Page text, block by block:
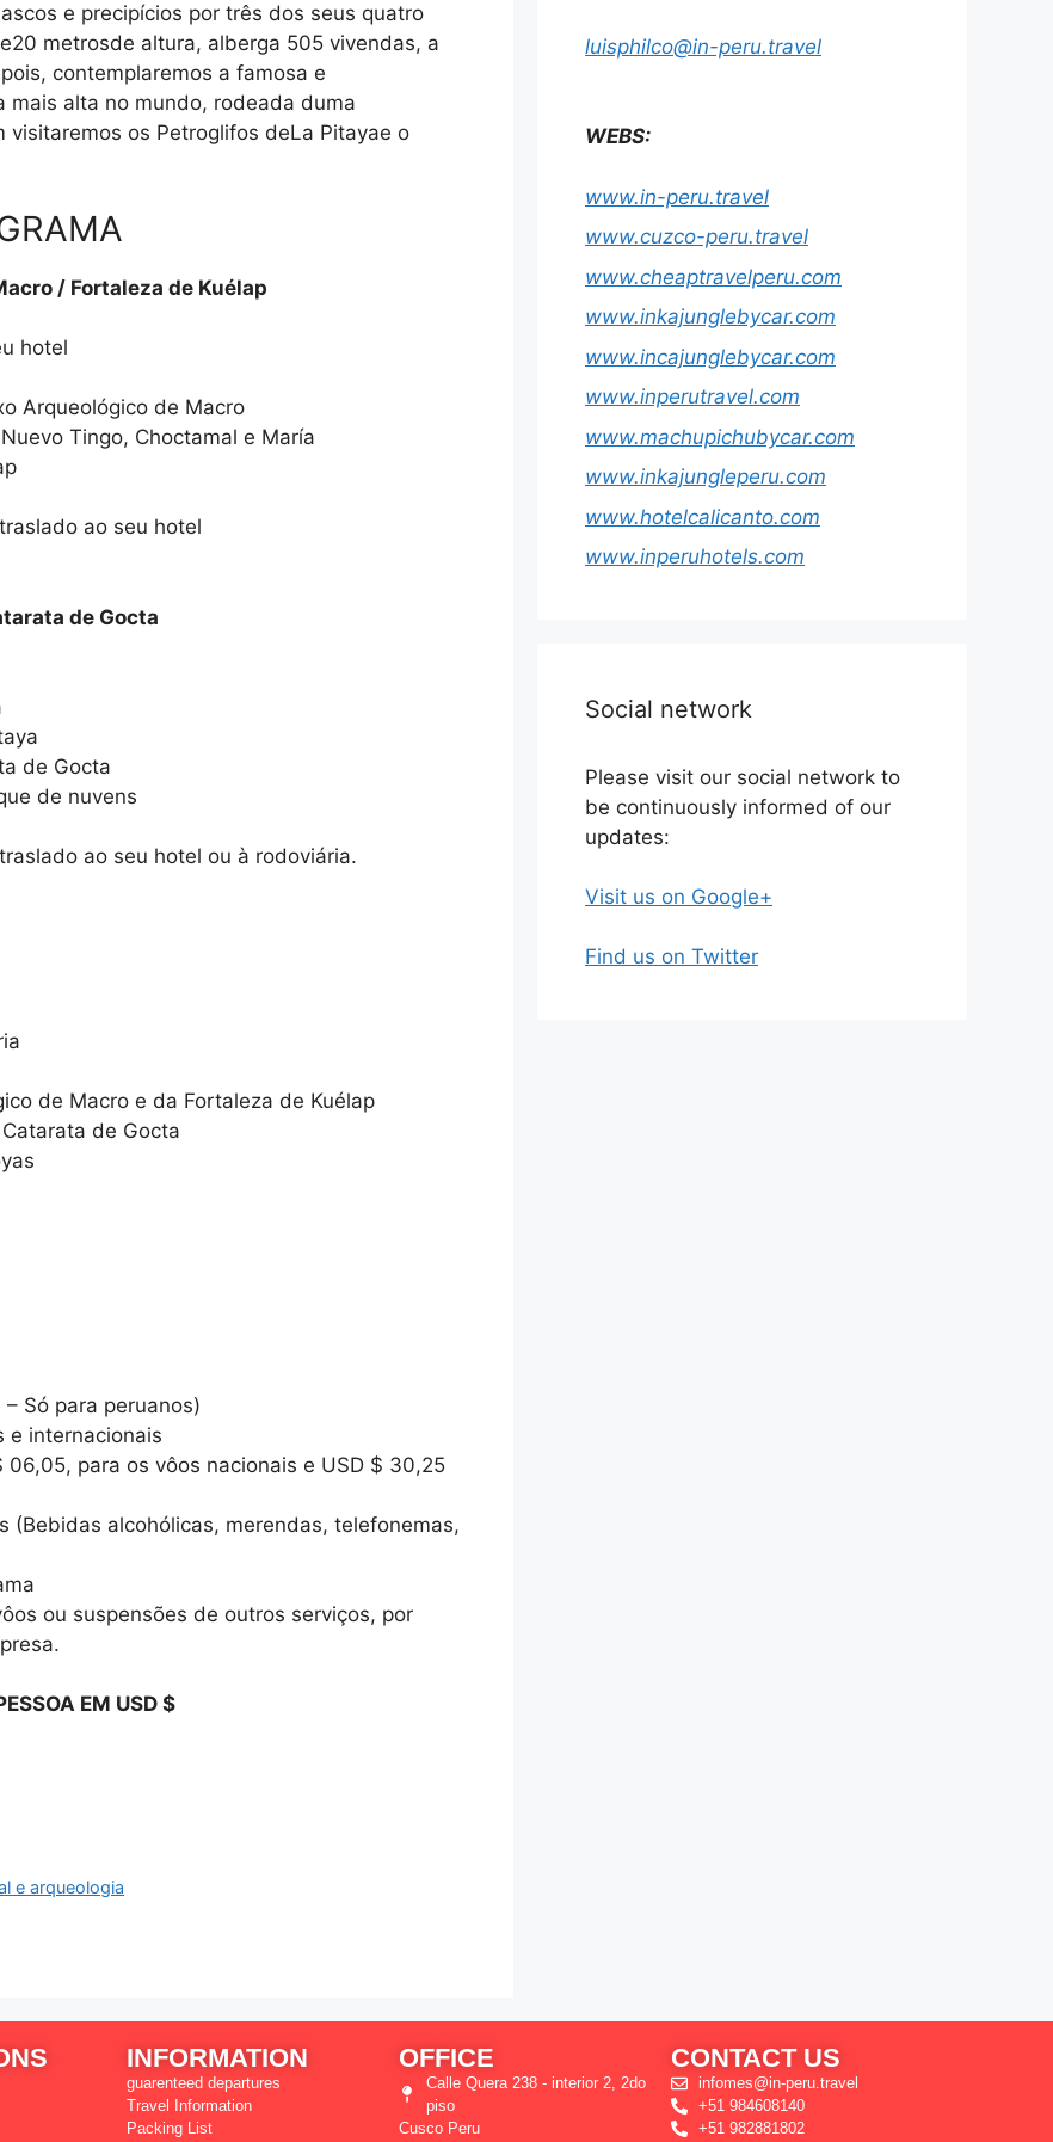
e precipícios por três dos seus quatro
metrosde altura, alberga 505 vivendas, a
contemplaremos a famosa e
mais alta no mundo, rodeada duma
os Petroglifos deLa Pitayae o
/ Fortaleza de Kuélap
hotel
Arqueológico de Macro
Tingo, Choctamal e María
ao seu hotel
de Gocta
de Gocta
de nuvens
ao seu hotel ou à rodoviária.
de Macro e da Fortaleza de Kuélap
de Gocta
Só para peruanos)
e internacionais
para os vôos nacionais e USD $ 30,25
(Bebidas alcohólicas, merendas, telefonemas,
ou suspensões de outros serviços, por
EM USD $
e arqueologia
luisphilco@in-peru.travel
WEBS:
www.in-peru.travel
www.cuzco-peru.travel
www.cheaptravelperu.com
www.inkajunglebycar.com
www.incajunglebycar.com
www.inperutravel.com
www.machupichubycar.com
www.inkajungleperu.com
www.hotelcalicanto.com
www.inperuhotels.com
Social network
Please visit our social network to
be continuously informed of our
updates:
Visit us on Google+
Find us on Twitter
INFORMATION
guarenteed departures
Travel Information
Packing List
OFFICE
Calle Quera 238 - interior 2, 2do
piso
Cusco Peru
CONTACT US
infomes@in-peru.travel
+51 984608140
+51 982881802